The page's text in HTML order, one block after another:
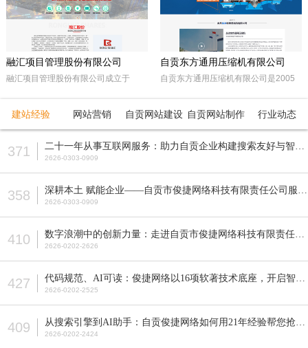
等产品的设计、制造。产品广泛应用于模具、机械制造、汽车制造、航空、船
舶、轨道交通、铁塔、钢结构等工业制造及机械加工领域。
融汇项目管理股份有限公司
融汇项目管理股份有限公司成立于
注册资本5000万人民币，是一家以政
产品国际招标代理、工程造价咨询、工
程监理等多元化发展的咨询服务企业。
自贡东方通用压缩机有限公司
自贡东方通用压缩机有限公司是2005
民营企业。由东方锅炉集团动能分厂同
贡市高新工业园区十大重点企业之一。
公司占地面积近70亩，注册资本5200
型、D型、L型、Z型、P型5个系列上百
压缩机气体力从20KN—800KN，排气
压力可达50MPa。各类成套气体压缩
建站经验 网站营销 自贡网站建设 自贡网站制作 行业动态
371 2626-0303-0909
358 2626-0303-0909
410 2626-0202-2626
427 2626-0202-2525
409 2626-0202-2424